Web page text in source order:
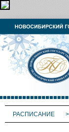
РАСПИСАНИЕ